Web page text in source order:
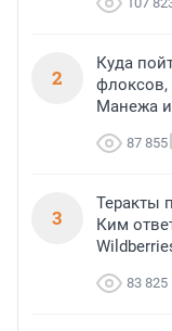
2
Куда
флоксов,
Манежа
87 855
3
Теракты
Ким
83 825